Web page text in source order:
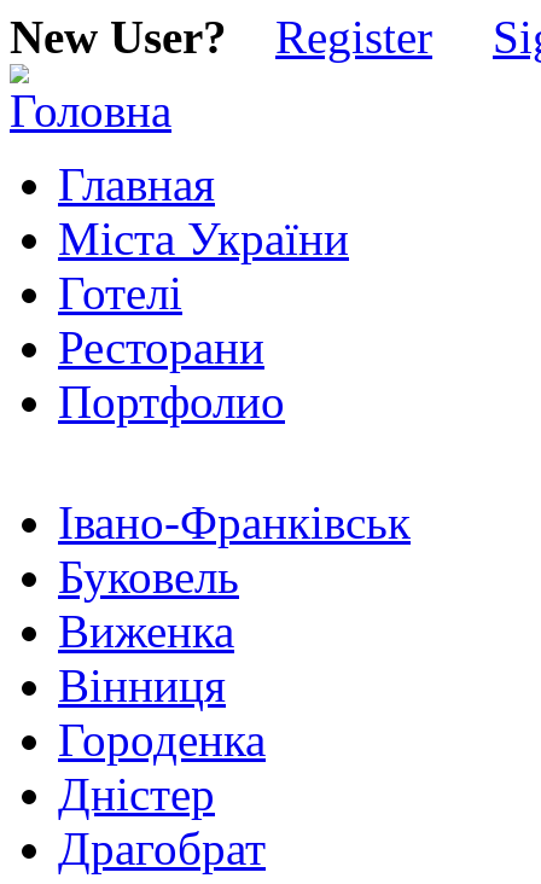
New User? Register
Главная
Міста України
Готелі
Ресторани
Портфолио
Івано-Франківськ
Буковель
Виженка
Вінниця
Городенка
Дністер
Драгобрат